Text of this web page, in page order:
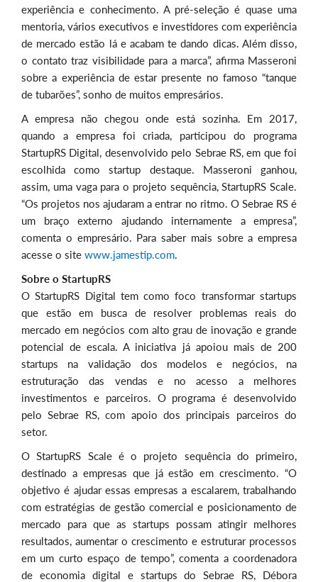
experiência e conhecimento. A pré-seleção é quase uma
mentoria, vários executivos e investidores com experiência
de mercado estão lá e acabam te dando dicas. Além disso,
o contato traz visibilidade para a marca”, afirma Masseroni
sobre a experiência de estar presente no famoso “tanque
de tubarões”, sonho de muitos empresários.
A empresa não chegou onde está sozinha. Em 2017,
quando a empresa foi criada, participou do programa
StartupRS Digital, desenvolvido pelo Sebrae RS, em que foi
escolhida como startup destaque. Masseroni ganhou,
assim, uma vaga para o projeto sequência, StartupRS Scale.
“Os projetos nos ajudaram a entrar no ritmo. O Sebrae RS é
um braço externo ajudando internamente a empresa”,
comenta o empresário. Para saber mais sobre a empresa
acesse o site www.jamestip.com.
Sobre o StartupRS
O StartupRS Digital tem como foco transformar startups
que estão em busca de resolver problemas reais do
mercado em negócios com alto grau de inovação e grande
potencial de escala. A iniciativa já apoiou mais de 200
startups na validação dos modelos e negócios, na
estruturação das vendas e no acesso a melhores
investimentos e parceiros. O programa é desenvolvido
pelo Sebrae RS, com apoio dos principais parceiros do
setor.
O StartupRS Scale é o projeto sequência do primeiro,
destinado a empresas que já estão em crescimento. “O
objetivo é ajudar essas empresas a escalarem, trabalhando
com estratégias de gestão comercial e posicionamento de
mercado para que as startups possam atingir melhores
resultados, aumentar o crescimento e estruturar processos
em um curto espaço de tempo”, comenta a coordenadora
de economia digital e startups do Sebrae RS, Débora